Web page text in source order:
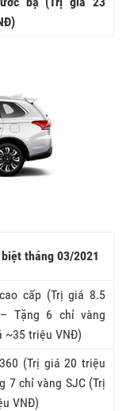
tháng 03/2021
cấp (Trị giá 8.5
Tặng 6 chỉ vàng
~35 triệu VNĐ)
(Trị giá 20 triệu
7 chỉ vàng SJC (Trị
VNĐ)